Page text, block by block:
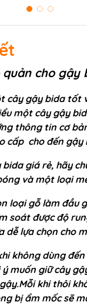
cho gậy
cây gậy bida tốt
một cây gậy
thông tin cơ
cấp cho đến gậy
giá rẻ, hãy
và một loại
loại gỗ làm đầu
soát được độ
dễ lựa chọn cho
không dùng
muốn giữ cây
khi thôi
bị ẩm mốc sẽ